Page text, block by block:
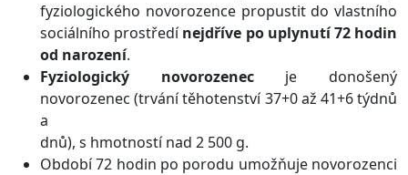
fyziologického novorozence propustit do vlastního
sociálního prostředínejdříve po uplynutí 72 hodin
od narození.
Fyziologický novorozenecje donošený
novorozenec (trvání těhotenství 37+0 až 41+6 týdnů
a
dnů), s hmotností nad 2 500 g.
Období 72 hodin po porodu umožňuje novorozenci